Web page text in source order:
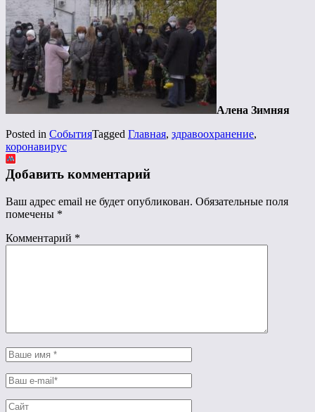
Алена Зимняя
Posted in СобытияTagged Главная, здравоохранение,
коронавирус
Добавить комментарий
Ваш адрес email не будет опубликован. Обязательные поля
помечены *
Комментарий *